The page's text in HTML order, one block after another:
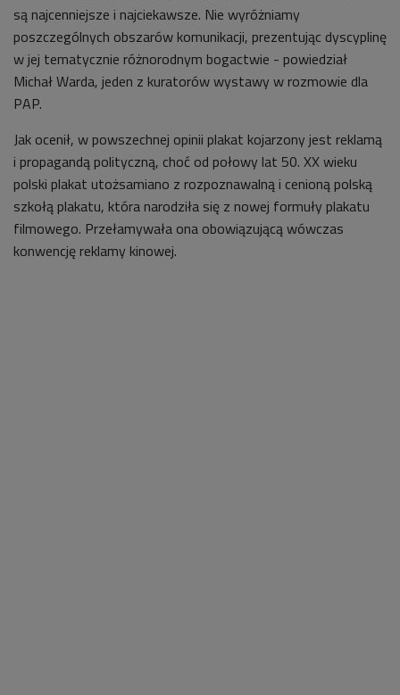
są najcenniejsze i najciekawsze. Nie wyróżniamy
poszczególnych obszarów komunikacji, prezentując dyscyplinę
w jej tematycznie różnorodnym bogactwie - powiedział
Michał Warda, jeden z kuratorów wystawy w rozmowie dla
PAP.
Jak ocenił, w powszechnej opinii plakat kojarzony jest reklamą
i propagandą polityczną, choć od połowy lat 50. XX wieku
polski plakat utożsamiano z rozpoznawalną i cenioną polską
szkołą plakatu, która narodziła się z nowej formuły plakatu
filmowego. Przełamywała ona obowiązującą wówczas
konwencję reklamy kinowej.